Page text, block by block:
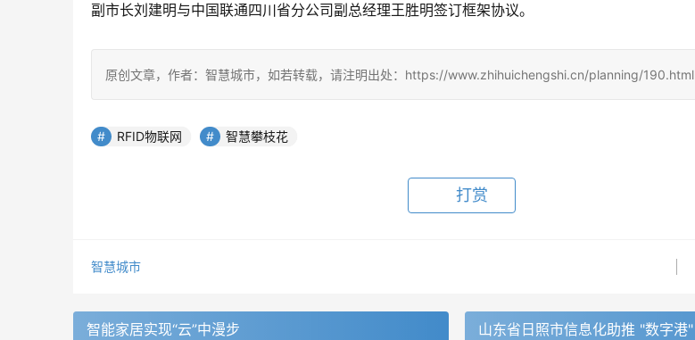
副市长刘建明与中国联通四川省分公司副总经理王胜明签订框架协议。
原创文章，作者：智慧城市，如若转载，请注明出处：https://www.zhihuichengshi.cn/planning/190.html
RFID物联网 智慧攀枝花
打赏
智慧城市
智能家居实现“云”中漫步 山东省日照市信息化助推 "数字港"